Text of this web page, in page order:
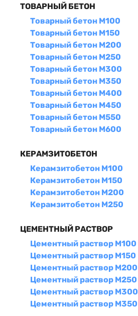
ТОВАРНЫЙ БЕТОН
Товарный бетон М100
Товарный бетон М150
Товарный бетон М200
Товарный бетон М250
Товарный бетон М300
Товарный бетон М350
Товарный бетон М400
Товарный бетон М450
Товарный бетон М550
Товарный бетон М600
КЕРАМЗИТОБЕТОН
Керамзитобетон М100
Керамзитобетон М150
Керамзитобетон М200
Керамзитобетон М250
ЦЕМЕНТНЫЙ РАСТВОР
Цементный раствор М100
Цементный раствор М150
Цементный раствор М200
Цементный раствор М250
Цементный раствор М300
Цементный раствор М350